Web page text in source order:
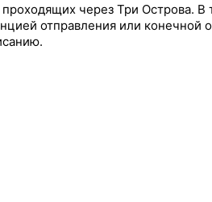
через Три Острова. В
отправления или конечной